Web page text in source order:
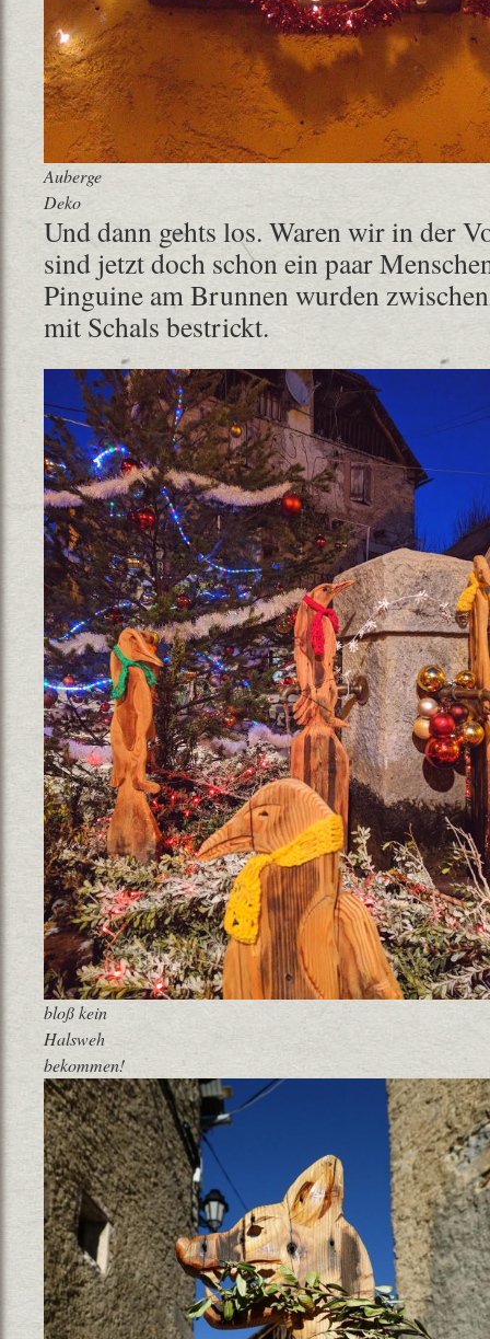
Auberge
Deko
Und dann gehts los. Waren wir in der
sind jetzt doch schon ein paar
Pinguine am Brunnen wurden
mit Schals bestrickt.
bloß kein
Halsweh
bekommen!